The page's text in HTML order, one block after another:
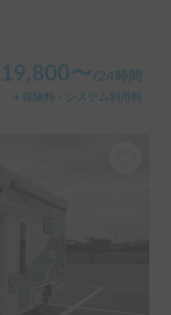
19,800〜/24時間
＋保険料・システム利用料